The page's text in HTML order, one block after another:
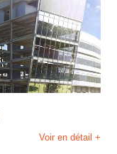
Voir en détail +